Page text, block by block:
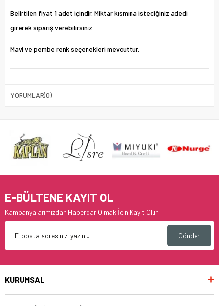
Belirtilen fiyat 1 adet içindir. Miktar kısmına istediğiniz adedi
girerek sipariş verebilirsiniz.
Mavi ve pembe renk seçenekleri mevcuttur.
YORUMLAR(0)
E-BÜLTENE KAYIT OL
Kampanyalarımızdan Haberdar Olmak İçin Kayıt Olun
Gönder
KURUMSAL